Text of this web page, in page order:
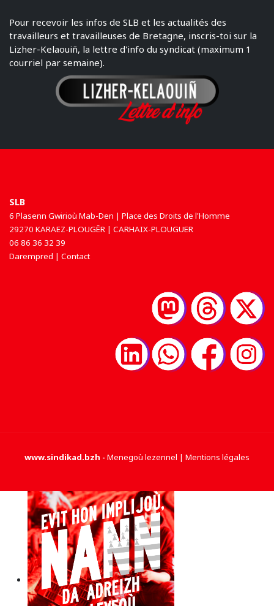
Pour recevoir les infos de SLB et les actualités des
travailleurs et travailleuses de Bretagne, inscris-toi sur la
Lizher-Kelaouiñ, la lettre d'info du syndicat (maximum 1
courriel par semaine).
SLB
6 Plasenn Gwirioù Mab-Den | Place des Droits de l'Homme
29270 KARAEZ-PLOUGÊR | CARHAIX-PLOUGUER
06 86 36 32 39
Darempred | Contact
www.sindikad.bzh - Menegoù lezennel | Mentions légales